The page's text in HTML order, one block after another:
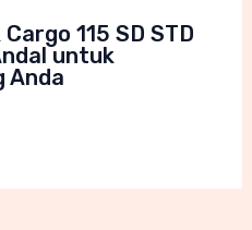
115 SD STD
untuk
Anda